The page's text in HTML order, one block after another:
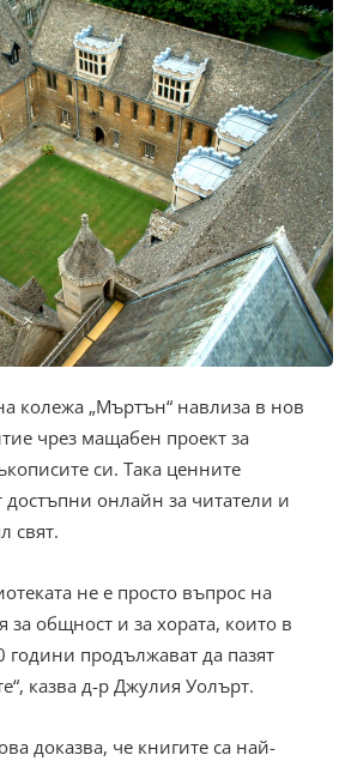
колежа „Мъртън“ навлиза в нов
чрез мащабен проект за
си. Така ценните
онлайн за читатели и
свят.
не е просто въпрос на
за общност и за хората, които в
продължават да пазят
казва д-р Джулия Уолърт.
доказва, че книгите са най-